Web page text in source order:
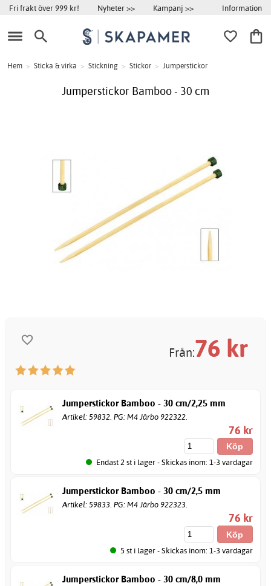
Fri frakt över 999 kr! Nyheter >> Kampanj >> Information
Hem > Sticka & virka > Stickning > Stickor > Jumperstickor
Jumperstickor Bamboo - 30 cm
Från:76 kr
Jumperstickor Bamboo - 30 cm/2,25 mm
Artikel: 59832. PG: M4 Järbo 922322.
76 kr
Endast 2 st i lager - Skickas inom: 1-3 vardagar
Jumperstickor Bamboo - 30 cm/2,5 mm
Artikel: 59833. PG: M4 Järbo 922323.
76 kr
5 st i lager - Skickas inom: 1-3 vardagar
Jumperstickor Bamboo - 30 cm/8,0 mm